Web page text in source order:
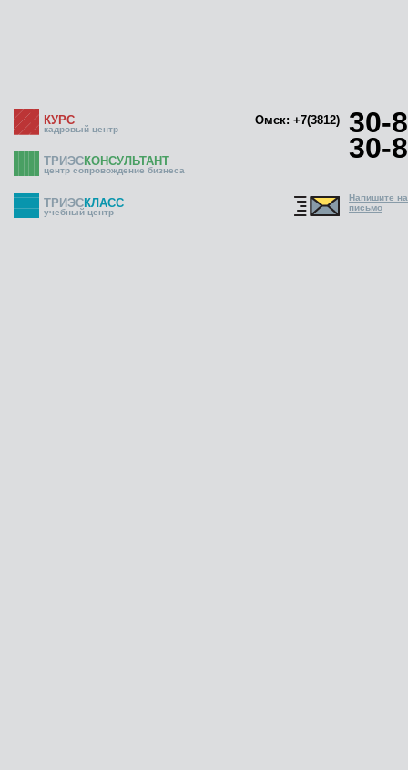
КУРС
кадровый центр
Омск: +7(3812) 30-
30-
ТРИЭСКОНСУЛЬТАНТ
центр сопровождение бизнеса
ТРИЭСКЛАСС
учебный центр
Напишите
письмо